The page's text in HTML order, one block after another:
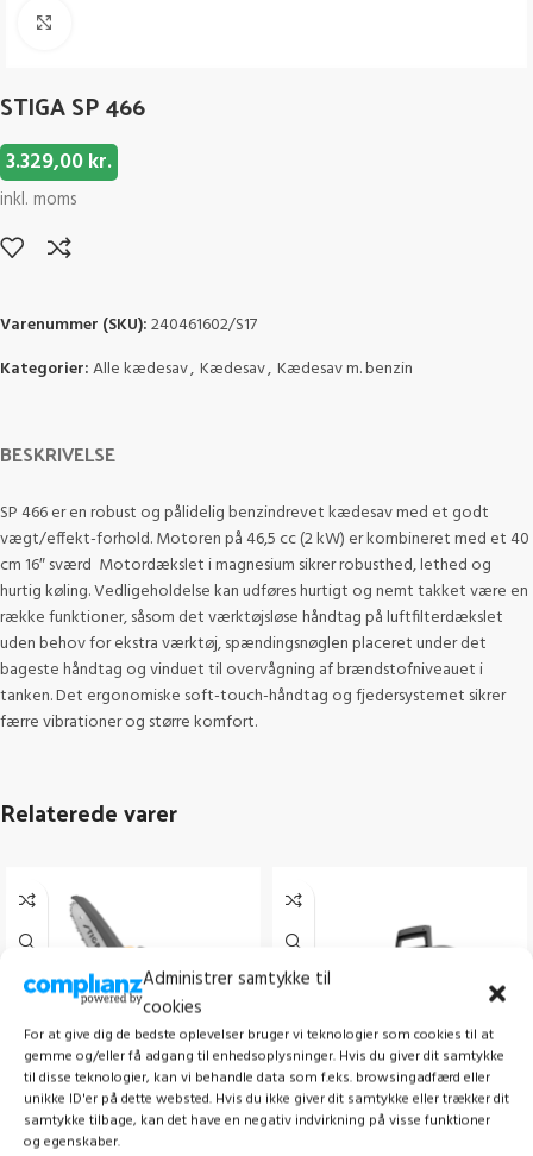
Administrer samtykke til
cookies
For at give dig de bedste oplevelser bruger vi teknologier som cookies til at
gemme og/eller få adgang til enhedsoplysninger. Hvis du giver dit samtykke
til disse teknologier, kan vi behandle data som f.eks. browsingadfærd eller
unikke ID'er på dette websted. Hvis du ikke giver dit samtykke eller trækker dit
samtykke tilbage, kan det have en negativ indvirkning på visse funktioner
og egenskaber.
STIGA SP 466
3.329,00kr.
inkl. moms
Varenummer (SKU):240461602/S17
Kategorier:Alle kædesav, Kædesav, Kædesav m. benzin
BESKRIVELSE
SP 466 er en robust og pålidelig benzindrevet kædesav med et godt
vægt/effekt-forhold. Motoren på 46,5 cc (2 kW) er kombineret med et 40
cm 16″ sværd Motordækslet i magnesium sikrer robusthed, lethed og
hurtig køling. Vedligeholdelse kan udføres hurtigt og nemt takket være en
række funktioner, såsom det værktøjsløse håndtag på luftfilterdækslet
uden behov for ekstra værktøj, spændingsnøglen placeret under det
bageste håndtag og vinduet til overvågning af brændstofniveauet i
tanken. Det ergonomiske soft-touch-håndtag og fjedersystemet sikrer
færre vibrationer og større komfort.
Relaterede varer
STIGA PR 100E KIT HUSQVARNA 130